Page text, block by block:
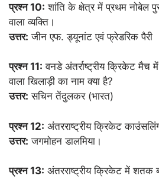
प्रश्न 10: शांति के क्षेत्र में प्रथम नोबेल
वाला व्यक्ति।
उत्तर: जीन एफ. ड्यूनांट एवं फ्रेडरिक पैरी
प्रश्न 11: वनडे अंतर्राष्ट्रीय क्रिकेट मैच
वाला खिलाड़ी का नाम क्या है?
उत्तर: सचिन तेंदुलकर (भारत)
प्रश्न 12: अंतरराष्ट्रीय क्रिकेट
उत्तर: जगमोहन डालमिया।
प्रश्न 13: अंतरराष्ट्रीय क्रिकेट में शतक